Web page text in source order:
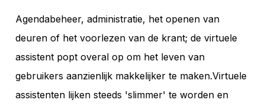
Agendabeheer, administratie, het openen van
deuren of het voorlezen van de krant; de virtuele
assistent popt overal op om het leven van
gebruikers aanzienlijk makkelijker te maken.Virtuele
assistenten lijken steeds 'slimmer' te worden en